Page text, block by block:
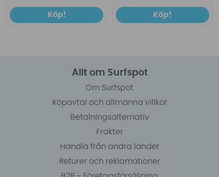
Köp! Köp!
Allt om Surfspot
Om Surfspot
Köpavtal och allmänna villkor
Betalningsalternativ
Frakter
Handla från andra länder
Returer och reklamationer